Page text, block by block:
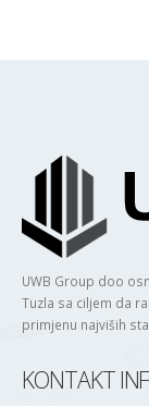
UWB Group doo
Tuzla sa ciljem da
primjenu najviših
KONTAKT